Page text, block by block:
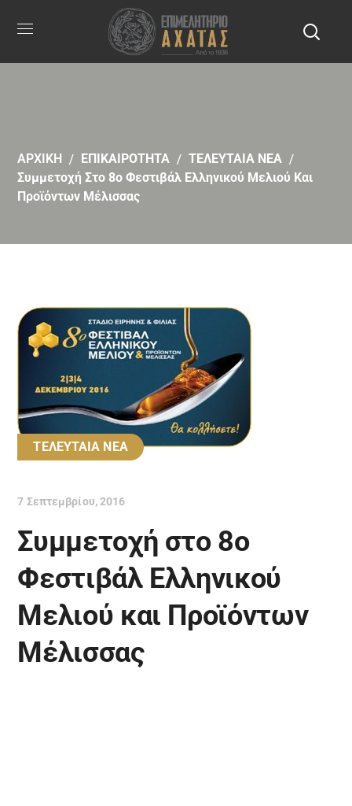
ΑΡΧΙΚΗ ΕΠΙΚΑΙΡΟΤΗΤΑ
ΤΕΛΕΥΤΑΙΑ ΝΕΑ
Συμμετοχή Στο 8ο Φεστιβάλ Ελληνικού Μελιού Και
Προϊόντων Μέλισσας
ΤΕΛΕΥΤΑΙΑ ΝΕΑ
7 Σεπτεμβρίου, 2016
Συμμετοχή στο 8ο
Φεστιβάλ Ελληνικού
Μελιού και Προϊόντων
Μέλισσας